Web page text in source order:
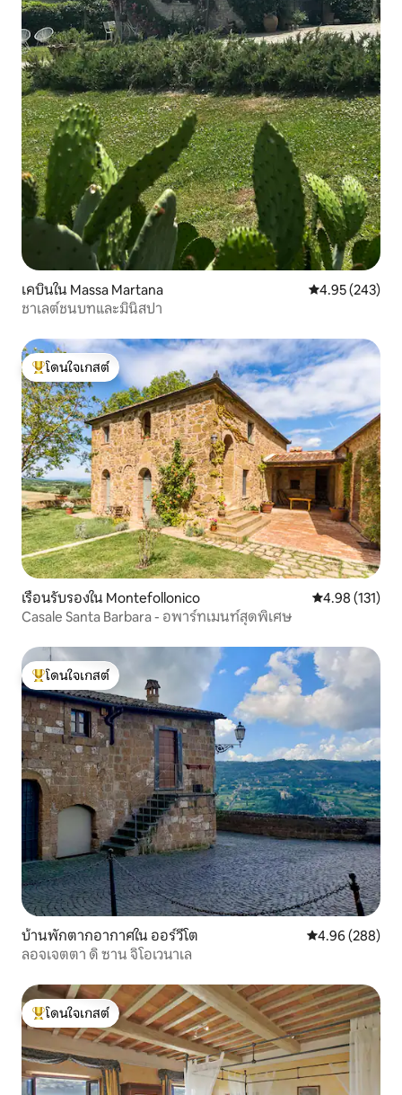
เคบินใน Massa Martana คะแนนเฉลี่ย
4.95 (243)
ชาเลต์ชนบทและมินิสปา
โดนใจเกสต์ที่สุด
โดนใจเกสต์
เรือนรับรองใน Montefollonico คะแนนเฉลี่ย
4.98 (131)
Casale Santa Barbara - อพาร์ทเมนท์สุดพิเศษ
โดนใจเกสต์ที่สุด
โดนใจเกสต์
บ้านพักตากอากาศใน ออร์วีโต คะแนนเฉลี่ย
4.96 (288)
ลอจเจตตา ดิ ซาน จิโอเวนาเล
โดนใจเกสต์ที่สุด
โดนใจเกสต์